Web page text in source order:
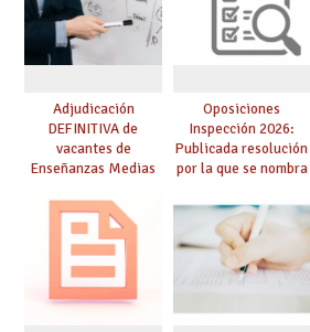
Adjudicación
DEFINITIVA de
vacantes de
Enseñanzas Medias
Oposiciones
Inspección 2026:
Publicada resolución
por la que se nombra
prácticas, se regulan
dichas prácticas y se
convoca acto público
de adjudicación